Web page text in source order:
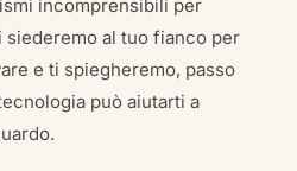
incomprensibili per
siederemo al tuo fianco per
e ti spiegheremo, passo
può aiutarti a